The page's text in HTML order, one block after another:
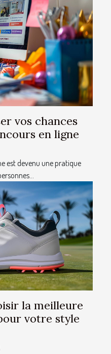
vos chances
en ligne
est devenu une pratique
la meilleure
votre style